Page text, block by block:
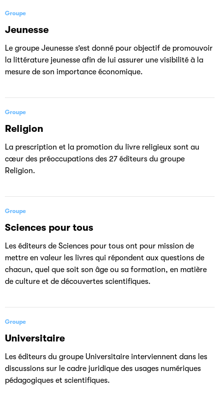
Groupe
Jeunesse
Le groupe Jeunesse s’est donné pour objectif de promouvoir
la littérature jeunesse afin de lui assurer une visibilité à la
mesure de son importance économique.
Groupe
Religion
La prescription et la promotion du livre religieux sont au
cœur des préoccupations des 27 éditeurs du groupe
Religion.
Groupe
Sciences pour tous
Les éditeurs de Sciences pour tous ont pour mission de
mettre en valeur les livres qui répondent aux questions de
chacun, quel que soit son âge ou sa formation, en matière
de culture et de découvertes scientifiques.
Groupe
Universitaire
Les éditeurs du groupe Universitaire interviennent dans les
discussions sur le cadre juridique des usages numériques
pédagogiques et scientifiques.